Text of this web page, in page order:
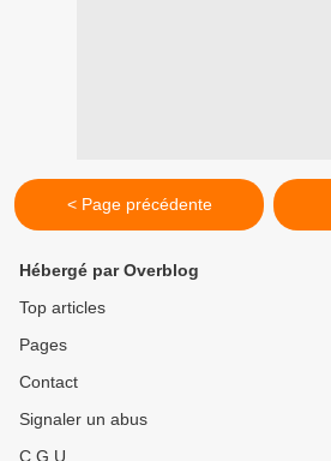
< Page précédente
Hébergé par Overblog
Top articles
Pages
Contact
Signaler un abus
C.G.U.